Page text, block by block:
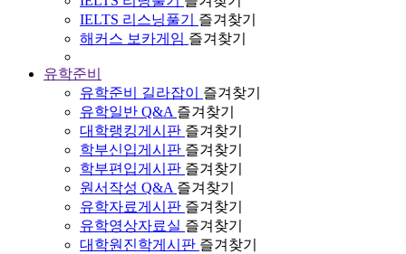
IELTS 리스닝풀기
즐겨찾기
해커스 보카게임 즐겨찾기
유학준비
유학준비 길라잡이
즐겨찾기
유학일반 Q&A 즐겨찾기
대학랭킹게시판 즐겨찾기
학부신입게시판 즐겨찾기
학부편입게시판 즐겨찾기
원서작성 Q&A 즐겨찾기
유학자료게시판 즐겨찾기
유학영상자료실 즐겨찾기
대학원진학게시판 즐겨찾기